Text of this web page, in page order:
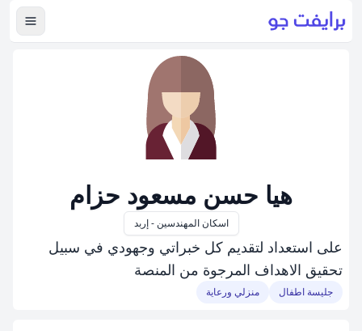
عرض
هيا حسن مسعود حزام
اسكان المهندسين - إربد
على استعداد لتقديم كل خبراتي وجهودي في سبيل
تحقيق الاهداف المرجوة من المنصة
جليسة اطفال منزلي ورعاية